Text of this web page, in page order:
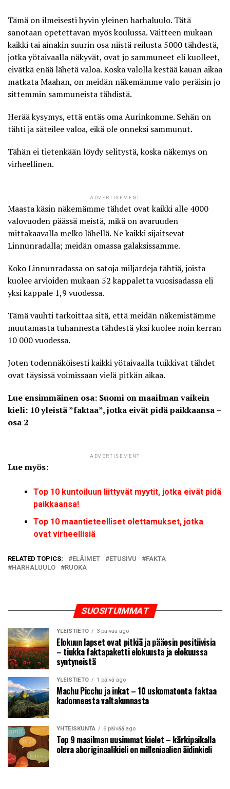
Tämä on ilmeisesti hyvin yleinen harhaluulo. Tätä
sanotaan opetettavan myös koulussa. Väitteen mukaan
kaikki tai ainakin suurin osa niistä reilusta 5000 tähdestä,
jotka yötaivaalla näkyvät, ovat jo sammuneet eli kuolleet,
eivätkä enää lähetä valoa. Koska valolla kestää kauan aikaa
matkata Maahan, on meidän näkemämme valo peräisin jo
sittemmin sammuneista tähdistä.
Herää kysymys, että entäs oma Aurinkomme. Sehän on
tähti ja säteilee valoa, eikä ole onneksi sammunut.
Tähän ei tietenkään löydy selitystä, koska näkemys on
virheellinen.
ADVERTISEMENT
Maasta käsin näkemämme tähdet ovat kaikki alle 4000
valovuoden päässä meistä, mikä on avaruuden
mittakaavalla melko lähellä. Ne kaikki sijaitsevat
Linnunradalla; meidän omassa galaksissamme.
Koko Linnunradassa on satoja miljardeja tähtiä, joista
kuolee arvioiden mukaan 52 kappaletta vuosisadassa eli
yksi kappale 1,9 vuodessa.
Tämä vauhti tarkoittaa sitä, että meidän näkemistämme
muutamasta tuhannesta tähdestä yksi kuolee noin kerran
10 000 vuodessa.
Joten todennäköisesti kaikki yötaivaalla tuikkivat tähdet
ovat täysissä voimissaan vielä pitkän aikaa.
Lue ensimmäinen osa: Suomi on maailman vaikein
kieli: 10 yleistä ”faktaa”, jotka eivät pidä paikkaansa –
osa 2
ADVERTISEMENT
Lue myös:
Top 10 kuntoiluun liittyvät myytit, jotka eivät pidä
paikkaansa!
Top 10 maantieteelliset olettamukset, jotka
ovat virheellisiä
RELATED TOPICS: ELÄIMET ETUSIVU
FAKTA
HARHALUULO
RUOKA
SUOSITUIMMAT
YLEISTIETO 3 päivää ago
Elokuun lapset ovat pitkiä ja pääosin positiivisia
– tiukka faktapaketti elokuusta ja elokuussa
syntyneistä
YLEISTIETO 1 päivä ago
Machu Picchu ja inkat – 10 uskomatonta faktaa
kadonneesta valtakunnasta
YHTEISKUNTA 6 päivää ago
Top 9 maailman uusimmat kielet – kärkipaikalla
oleva aboriginaalikieli on milleniaalien äidinkieli